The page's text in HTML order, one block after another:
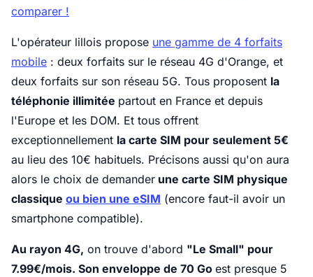
comparer !
L'opérateur lillois propose une gamme de 4 forfaits
mobile : deux forfaits sur le réseau 4G d'Orange, et
deux forfaits sur son réseau 5G. Tous proposent la
téléphonie illimitée partout en France et depuis
l'Europe et les DOM. Et tous offrent
exceptionnellement la carte SIM pour seulement 5€
au lieu des 10€ habituels. Précisons aussi qu'on aura
alors le choix de demander une carte SIM physique
classique ou bien une eSIM (encore faut-il avoir un
smartphone compatible).
Au rayon 4G, on trouve d'abord "Le Small" pour
7.99€/mois. Son enveloppe de 70 Go est presque 5